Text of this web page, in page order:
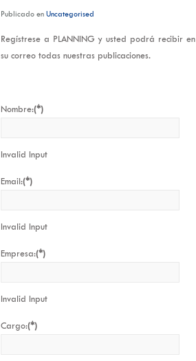
Publicado en Uncategorised
Regístrese a PLANNING y usted podrá recibir en
su correo todas nuestras publicaciones.
Nombre:(*)
Invalid Input
Email:(*)
Invalid Input
Empresa:(*)
Invalid Input
Cargo:(*)